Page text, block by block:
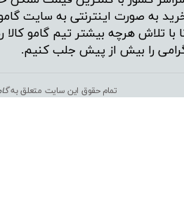
به صورت اینترنتی به سایت گامو
با تلاش هرچه بیشتر تیم گامو
را بیش از پیش جلب کنیم.
تمام حقوق این سایت متعلق بهگ